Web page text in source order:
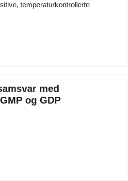
temperaturkontrollerte
med
og GDP